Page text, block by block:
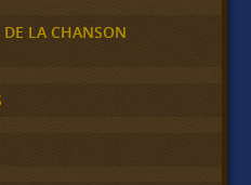
DE LA CHANSON